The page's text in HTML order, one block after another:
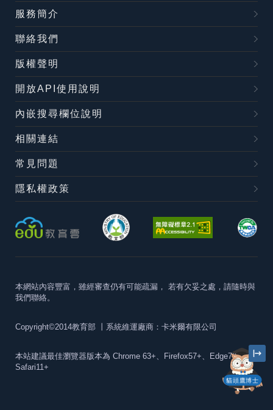
貓頭鷹博士
服務簡介
聯絡我們
版權聲明
開放API使用說明
內嵌搜尋欄位說明
相關連結
常見問題
隱私權政策
本網站內容豐富，雖經審查仍有可能疏漏， 若有欠妥之處，請隨時與
我們聯絡。
Copyright©2014教育部 丨系統維運廠商：卡米爾有限公司
本站建議最佳瀏覽器版本為 Chrome 63+、Firefox57+、Edge79+及
Safari11+